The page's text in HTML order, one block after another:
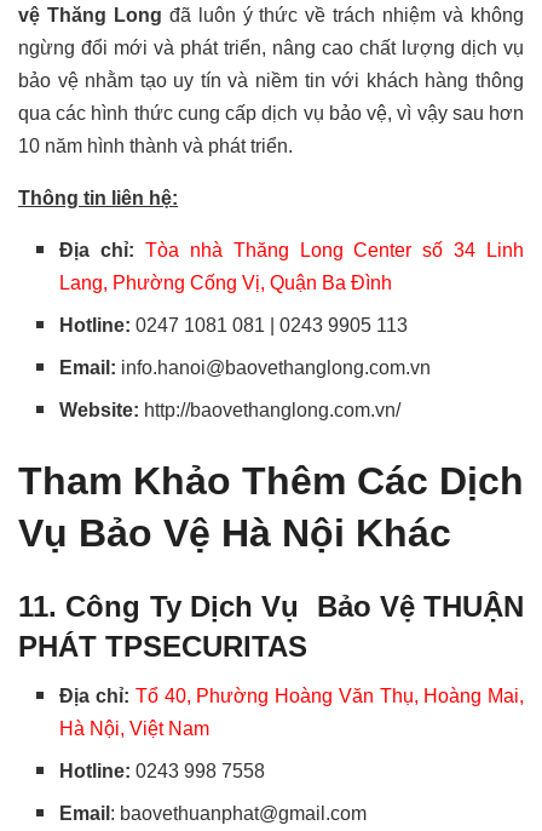
vệ Thăng Long đã luôn ý thức về trách nhiệm và không
ngừng đổi mới và phát triển, nâng cao chất lượng dịch vụ
bảo vệ nhằm tạo uy tín và niềm tin với khách hàng thông
qua các hình thức cung cấp dịch vụ bảo vệ, vì vậy sau hơn
10 năm hình thành và phát triển.
Thông tin liên hệ:
Địa chỉ: Tòa nhà Thăng Long Center số 34 Linh
Lang, Phường Cống Vị, Quận Ba Đình
Hotline: 0247 1081 081 | 0243 9905 113
Email: info.hanoi@baovethanglong.com.vn
Website: http://baovethanglong.com.vn/
Tham Khảo Thêm Các Dịch
Vụ Bảo Vệ Hà Nội Khác
11. Công Ty Dịch Vụ Bảo Vệ THUẬN
PHÁT TPSECURITAS
Địa chỉ: Tổ 40, Phường Hoàng Văn Thụ, Hoàng Mai,
Hà Nội, Việt Nam
Hotline:0243 998 7558
Email : baovethuanphat@gmail.com